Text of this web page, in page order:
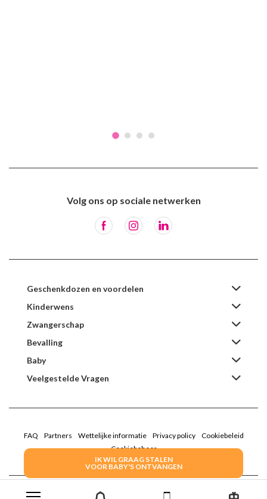
IK WIL GRAAG STALEN
VOOR BABY'S ONTVANGEN
Volg ons op sociale netwerken
Geschenkdozen en voordelen
Kinderwens
Zwangerschap
Bevalling
Baby
Veelgestelde Vragen
FAQ Partners Wettelijke informatie Privacy policy
Cookiebeleid
Cookiebeheer